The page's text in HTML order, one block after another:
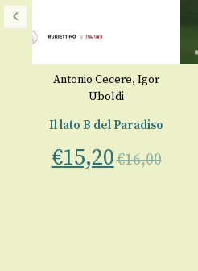
Antonio Cecere, Igor
Uboldi
Il lato B del Paradiso
€15,20€16,00